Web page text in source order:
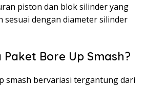
piston dan blok silinder yang
sesuai dengan diameter silinder
Bore Up Smash?
smash bervariasi tergantung dari